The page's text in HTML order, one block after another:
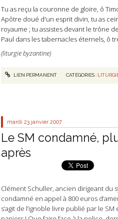
Tu as reçu la couronne de gloire, ô
Apôtre doué d'un esprit divin, tu as
royaume ; tu assistes devant le trône
Paul dans les tabernacles éternels, ô
(liturgie byzantine)
LIEN PERMANENT CATÉGORIES :
mardi 23 janvier 2007
Le SM condamné,
après
Clément Schuller, ancien dirigeant du
condamné en appel à 800 euros
s’agit de l’ignoble livre publié par le